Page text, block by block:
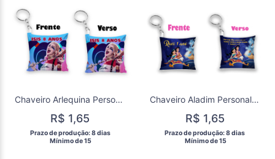
Chaveiro Arlequina Personalizados
R$ 1,65
Prazo de produção: 8 dias
  Mínimo de 15
Chaveiro Aladim Personalizados
R$ 1,65
Prazo de produção: 8 dias
  Mínimo de 15